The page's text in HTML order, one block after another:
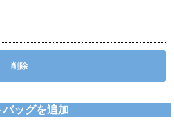
削除
バッグを追加